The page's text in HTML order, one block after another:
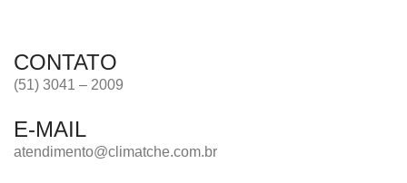
CONTATO
(51) 3041 – 2009
E-MAIL
atendimento@climatche.com.br